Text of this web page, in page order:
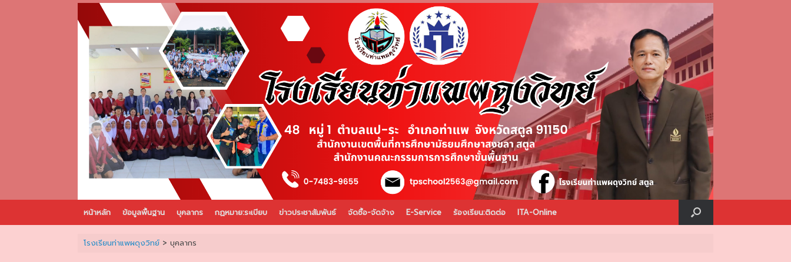
หน้าหลัก ข้อมูลพื้นฐาน บุคลากร กฏหมาย:ระเบียบ ข่าวประชาสัมพันธ์ จัดซื้อ-จัดจ้าง E-Service ร้องเรียน:ติดต่อ ITA-Online
โรงเรียนท่าแพผดุงวิทย์> บุคลากร